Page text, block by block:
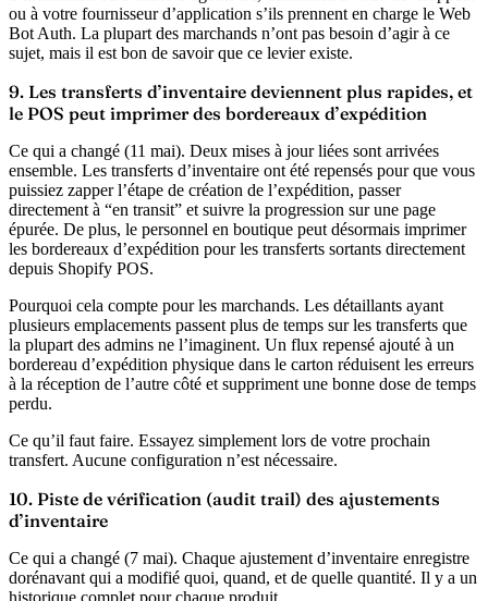
ou à votre fournisseur d’application s’ils prennent en charge le Web
Bot Auth. La plupart des marchands n’ont pas besoin d’agir à ce
sujet, mais il est bon de savoir que ce levier existe.
9. Les transferts d’inventaire deviennent plus rapides, et
le POS peut imprimer des bordereaux d’expédition
Ce qui a changé (11 mai). Deux mises à jour liées sont arrivées
ensemble. Les transferts d’inventaire ont été repensés pour que vous
puissiez zapper l’étape de création de l’expédition, passer
directement à “en transit” et suivre la progression sur une page
épurée. De plus, le personnel en boutique peut désormais imprimer
les bordereaux d’expédition pour les transferts sortants directement
depuis Shopify POS.
Pourquoi cela compte pour les marchands. Les détaillants ayant
plusieurs emplacements passent plus de temps sur les transferts que
la plupart des admins ne l’imaginent. Un flux repensé ajouté à un
bordereau d’expédition physique dans le carton réduisent les erreurs
à la réception de l’autre côté et suppriment une bonne dose de temps
perdu.
Ce qu’il faut faire. Essayez simplement lors de votre prochain
transfert. Aucune configuration n’est nécessaire.
10. Piste de vérification (audit trail) des ajustements
d’inventaire
Ce qui a changé (7 mai). Chaque ajustement d’inventaire enregistre
dorénavant qui a modifié quoi, quand, et de quelle quantité. Il y a un